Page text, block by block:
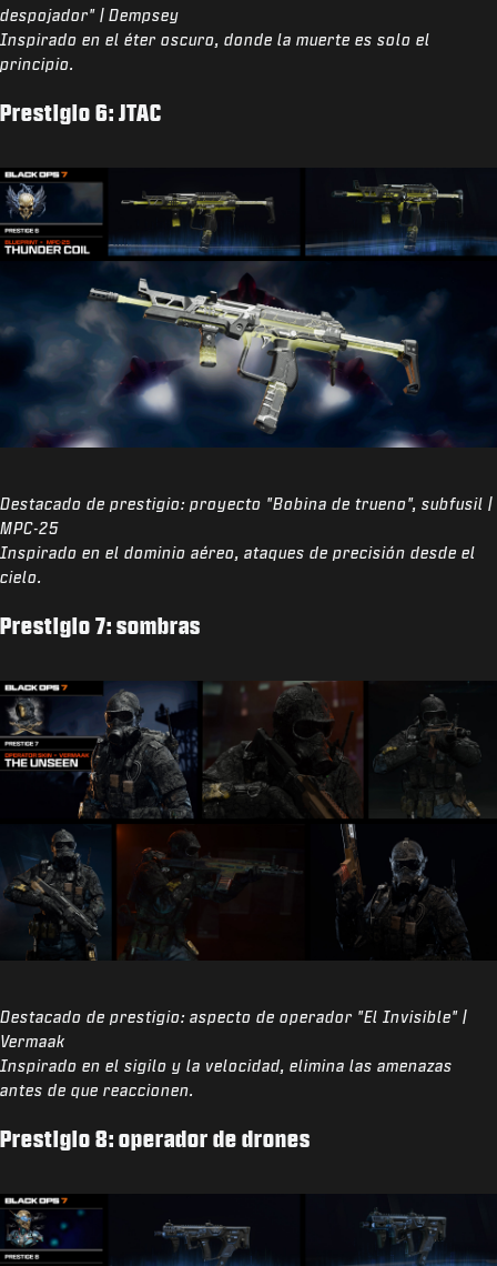
despojador" | Dempsey
Inspirado en el éter oscuro, donde la muerte es solo el
principio.
Prestigio 6: JTAC
Destacado de prestigio: proyecto "Bobina de trueno", subfusil |
MPC-25
Inspirado en el dominio aéreo, ataques de precisión desde el
cielo.
Prestigio 7: sombras
Destacado de prestigio: aspecto de operador "El Invisible" |
Vermaak
Inspirado en el sigilo y la velocidad, elimina las amenazas
antes de que reaccionen.
Prestigio 8: operador de drones